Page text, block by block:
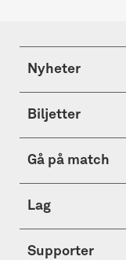
Nyheter
Biljetter
Gå på match
Lag
Supporter